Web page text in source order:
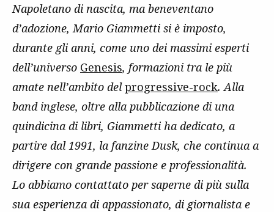
Napoletano di nascita, ma beneventano
d’adozione, Mario Giammetti si è imposto,
durante gli anni, come uno dei massimi esperti
dell’universo Genesis, formazioni tra le più
amate nell’ambito delprogressive-rock. Alla
band inglese, oltre alla pubblicazione di una
quindicina di libri, Giammetti ha dedicato, a
partire dal 1991, la fanzine Dusk, che continua a
dirigere con grande passione e professionalità.
Lo abbiamo contattato per saperne di più sulla
sua esperienza di appassionato, di giornalista e